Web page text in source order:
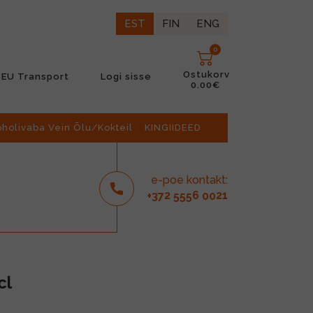
EST FIN ENG
EU Transport Logi sisse
0
Ostukorv
0.00€
Vein Õlu/Kokteil KINGIIDEED
e-poe kontakt:
+372 5556 0021